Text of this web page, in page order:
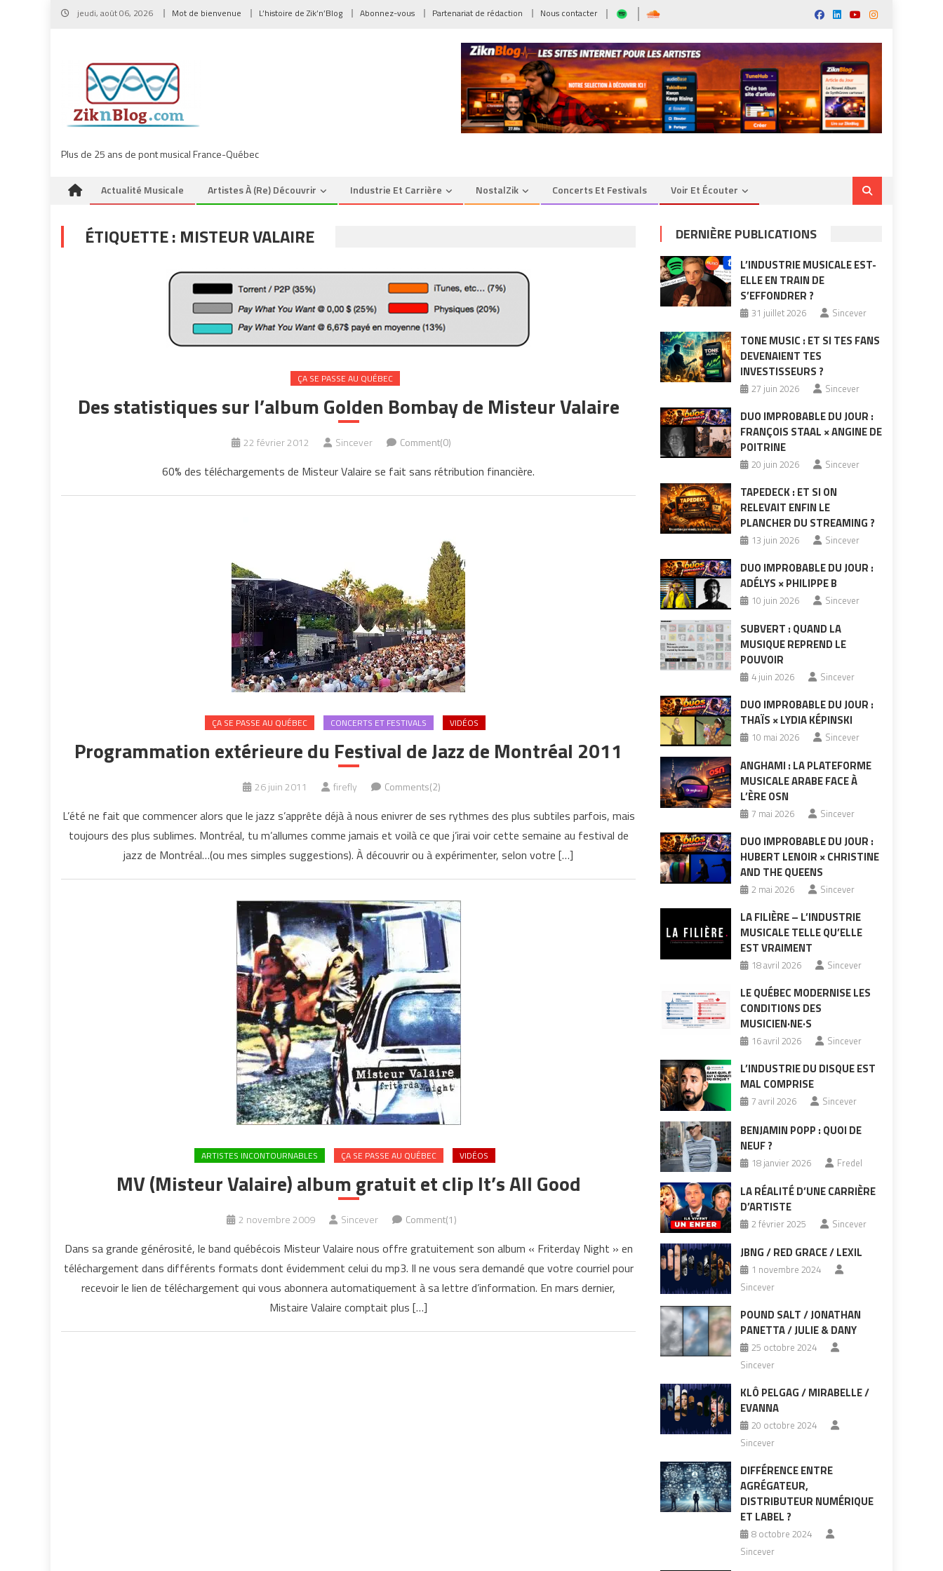
Skip
jeudi, août 06, 2026 Mot de bienvenue L’histoire de Zik’n’Blog Abonnez-vous Partenariat de rédaction Nous contacter
Plus de 25 ans de pont musical France-Québec
Actualité Musicale Artistes À (re) Découvrir Industrie Et Carrière NostalZik Concerts Et Festivals Voir Et Écouter
ÉTIQUETTE : MISTEUR VALAIRE
ÇA SE PASSE AU QUÉBEC
Des statistiques sur l’album Golden Bombay de Misteur Valaire
22 février 2012 Sincever Comment(0)
60% des téléchargements de Misteur Valaire se fait sans rétribution financière.
ÇA SE PASSE AU QUÉBEC CONCERTS ET FESTIVALS VIDÉOS
Programmation extérieure du Festival de Jazz de Montréal 2011
26 juin 2011 firefly Comments(2)
L’été ne fait que commencer alors que le jazz s’apprête déjà à nous enivrer de ses rythmes des plus subtiles parfois, mais
toujours des plus sublimes. Montréal, tu m’allumes comme jamais et voilà ce que j’irai voir cette semaine au festival de
jazz de Montréal…(ou mes simples suggestions). À découvrir ou à expérimenter, selon votre […]
ARTISTES INCONTOURNABLES ÇA SE PASSE AU QUÉBEC VIDÉOS
MV (Misteur Valaire) album gratuit et clip It’s All Good
2 novembre 2009 Sincever Comment(1)
Dans sa grande générosité, le band québécois Misteur Valaire nous offre gratuitement son album « Friterday Night » en
téléchargement dans différents formats dont évidemment celui du mp3. Il ne vous sera demandé que votre courriel pour
recevoir le lien de téléchargement qui vous abonnera automatiquement à sa lettre d’information. En mars dernier,
Mistaire Valaire comptait plus […]
DERNIÈRE PUBLICATIONS
L’INDUSTRIE MUSICALE EST-
ELLE EN TRAIN DE
S’EFFONDRER ?
31 juillet 2026 Sincever
TONE MUSIC : ET SI TES FANS
DEVENAIENT TES
INVESTISSEURS ?
27 juin 2026 Sincever
DUO IMPROBABLE DU JOUR :
FRANÇOIS STAAL × ANGINE DE
POITRINE
20 juin 2026 Sincever
TAPEDECK : ET SI ON
RELEVAIT ENFIN LE
PLANCHER DU STREAMING ?
13 juin 2026 Sincever
DUO IMPROBABLE DU JOUR :
ADÉLYS × PHILIPPE B
10 juin 2026 Sincever
SUBVERT : QUAND LA
MUSIQUE REPREND LE
POUVOIR
4 juin 2026 Sincever
DUO IMPROBABLE DU JOUR :
THAÏS × LYDIA KÉPINSKI
10 mai 2026 Sincever
ANGHAMI : LA PLATEFORME
MUSICALE ARABE FACE À
L’ÈRE OSN
7 mai 2026 Sincever
DUO IMPROBABLE DU JOUR :
HUBERT LENOIR × CHRISTINE
AND THE QUEENS
2 mai 2026 Sincever
LA FILIÈRE – L’INDUSTRIE
MUSICALE TELLE QU’ELLE
EST VRAIMENT
18 avril 2026 Sincever
LE QUÉBEC MODERNISE LES
CONDITIONS DES
MUSICIEN·NE·S
16 avril 2026 Sincever
L’INDUSTRIE DU DISQUE EST
MAL COMPRISE
7 avril 2026 Sincever
BENJAMIN POPP : QUOI DE
NEUF ?
18 janvier 2026 Fredel
LA RÉALITÉ D’UNE CARRIÈRE
D’ARTISTE
2 février 2025 Sincever
JBNG / RED GRACE / LEXIL
1 novembre 2024
Sincever
POUND SALT / JONATHAN
PANETTA / JULIE & DANY
25 octobre 2024
Sincever
KLÔ PELGAG / MIRABELLE /
EVANNA
20 octobre 2024
Sincever
DIFFÉRENCE ENTRE
AGRÉGATEUR,
DISTRIBUTEUR NUMÉRIQUE
ET LABEL ?
8 octobre 2024
Sincever